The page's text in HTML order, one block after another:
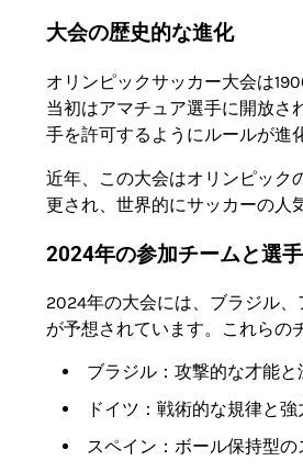
大会の歴史的な進化
オリンピックサッカー大会は
当初はアマチュア選手に開放さ
手を許可するようにルールが進
近年、この大会はオリンピック
更され、世界的にサッカーの人
2024年の参加チームと選手
2024年の大会には、ブラジル
が予想されています。これらの
ブラジル：攻撃的な才能と
ドイツ：戦術的な規律と
スペイン：ボール保持型の